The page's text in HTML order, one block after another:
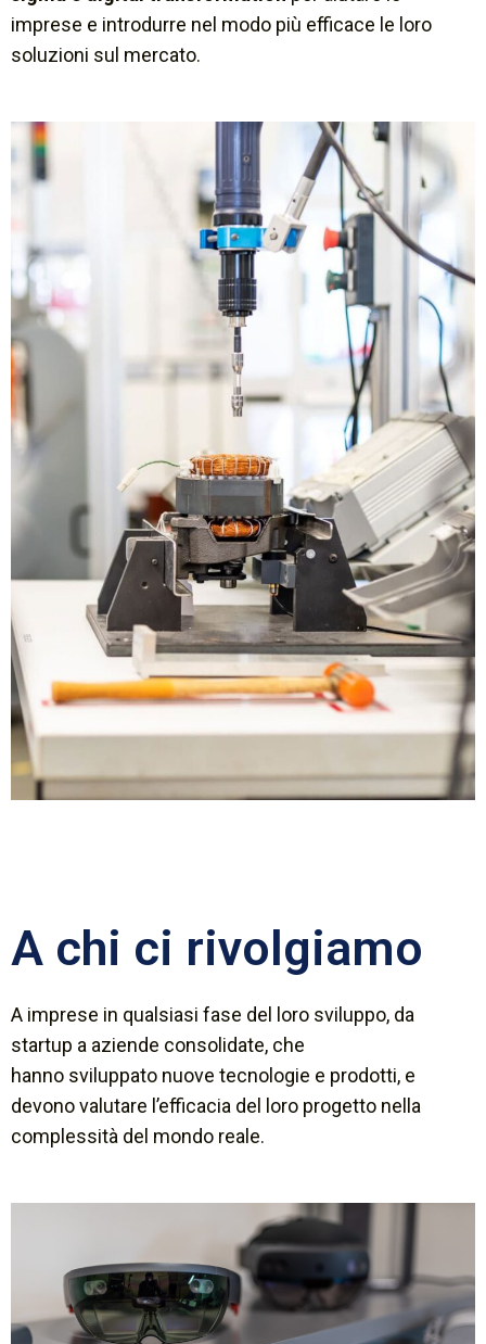
imprese e introdurre nel modo più efficace le loro
soluzioni sul mercato.
A chi ci rivolgiamo
A imprese in qualsiasi fase del loro sviluppo, da
startup a aziende consolidate, che
hanno sviluppato nuove tecnologie e prodotti, e
devono valutare l’efficacia del loro progetto nella
complessità del mondo reale.